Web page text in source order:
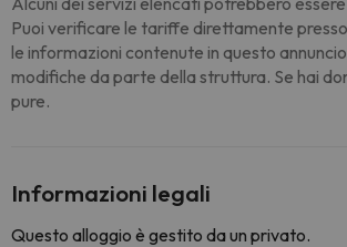
Puoi verificare le tariffe direttamente
le informazioni contenute in questo
modifiche da parte della struttura. Se hai
pure.
Informazioni legali
Questo alloggio è gestito da un privato.